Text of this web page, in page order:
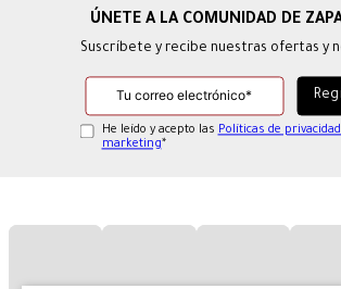
Suscríbete y recibe nuestras ofertas y
He leído y acepto las Políticas de
marketing*